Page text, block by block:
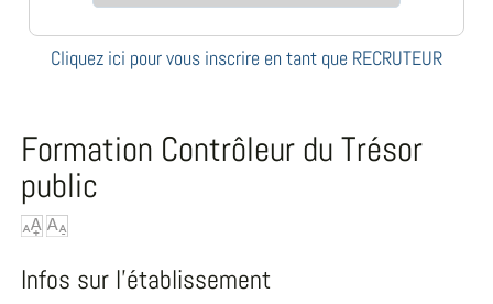
Cliquez ici pour vous inscrire en tant que RECRUTEUR
Formation Contrôleur du Trésor
public
Infos sur l'établissement